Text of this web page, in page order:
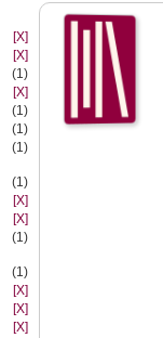
[X]
[X]
(1)
[X]
(1)
(1)
(1)
(1)
[X]
[X]
(1)
(1)
[X]
[X]
[X]